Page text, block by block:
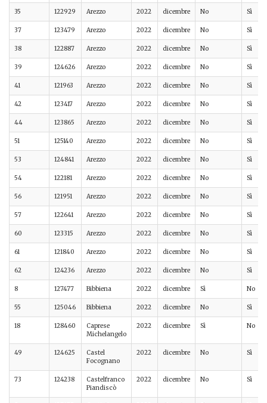
35 122929 Arezzo 2022 dicembre No Sì
37 123479 Arezzo 2022 dicembre No Sì
38 122887 Arezzo 2022 dicembre No Sì
39 124626 Arezzo 2022 dicembre No Sì
41 121963 Arezzo 2022 dicembre No Sì
42 123417 Arezzo 2022 dicembre No Sì
44 123865 Arezzo 2022 dicembre No Sì
51 125140 Arezzo 2022 dicembre No Sì
53 124841 Arezzo 2022 dicembre No Sì
54 122181 Arezzo 2022 dicembre No Sì
56 121951 Arezzo 2022 dicembre No Sì
57 122641 Arezzo 2022 dicembre No Sì
60 123315 Arezzo 2022 dicembre No Sì
61 121840 Arezzo 2022 dicembre No Sì
62 124236 Arezzo 2022 dicembre No Sì
8 127477 Bibbiena 2022 dicembre Sì No
55 125046 Bibbiena 2022 dicembre No Sì
18 128460
Caprese
Michelangelo
2022 dicembre Sì No
49 124625
Castel
Focognano
2022 dicembre No Sì
73 124238
Castelfranco
Piandiscò
2022 dicembre No Sì